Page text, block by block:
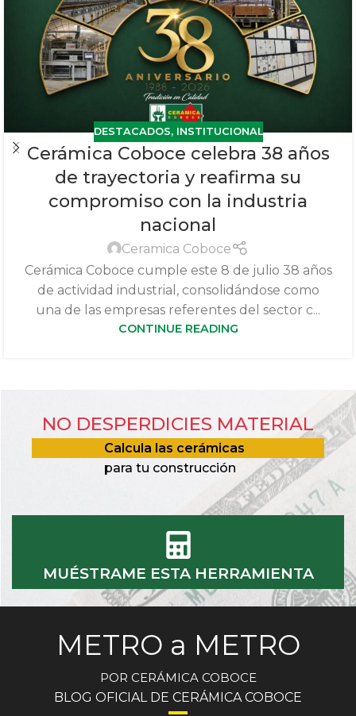
DESTACADOS, INSTITUCIONAL
Cerámica Coboce celebra 38 años
de trayectoria y reafirma su
compromiso con la industria
nacional
Ceramica Coboce
Cerámica Coboce cumple este 8 de julio 38 años
de actividad industrial, consolidándose como
una de las empresas referentes del sector c...
CONTINUE READING
NO DESPERDICIES MATERIAL
Calcula las cerámicas
para tu construcción
MUÉSTRAME ESTA HERRAMIENTA
METRO a METRO
POR CERÁMICA COBOCE
BLOG OFICIAL DE CERÁMICA COBOCE